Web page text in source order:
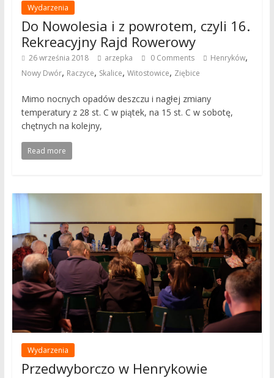
Wydarzenia
Do Nowolesia i z powrotem, czyli 16.
Rekreacyjny Rajd Rowerowy
26 września 2018 arzepka 0 Comments Henryków,
Nowy Dwór, Raczyce, Skalice, Witostowice, Ziębice
Mimo nocnych opadów deszczu i nagłej zmiany
temperatury z 28 st. C w piątek, na 15 st. C w sobotę,
chętnych na kolejny,
Read more
Wydarzenia
Przedwyborczo w Henrykowie